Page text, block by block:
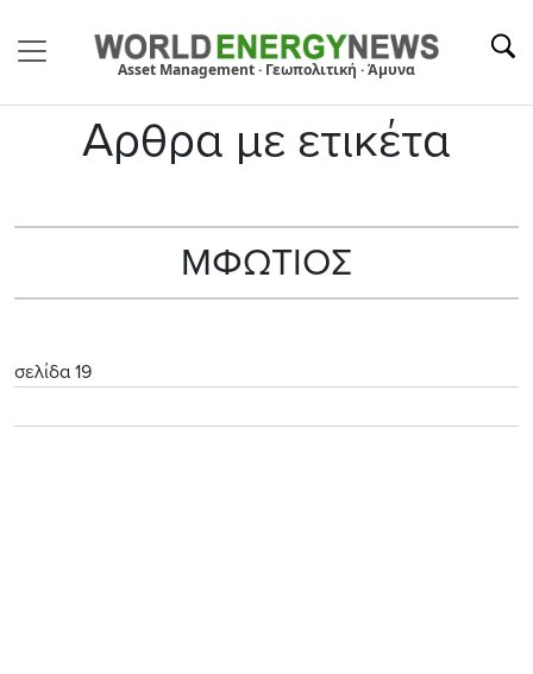
Asset Management · Γεωπολιτική · Άμυνα
Αρθρα με ετικέτα
ΜΦΩΤΙΟΣ
σελίδα 19